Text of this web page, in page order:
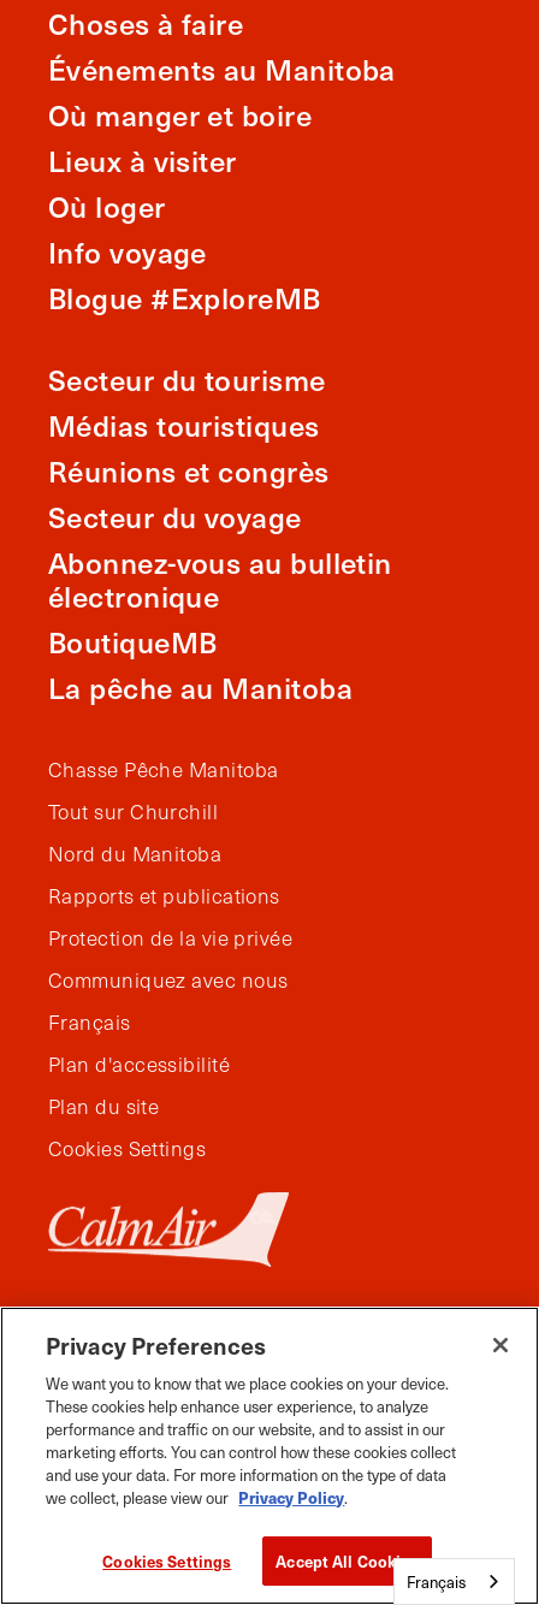
Choses à faire
Événements au Manitoba
Où manger et boire
Lieux à visiter
Où loger
Info voyage
Blogue #ExploreMB
Secteur du tourisme
Médias touristiques
Réunions et congrès
Secteur du voyage
Abonnez-vous au bulletin
électronique
BoutiqueMB
La pêche au Manitoba
Chasse Pêche Manitoba
Tout sur Churchill
Nord du Manitoba
Rapports et publications
Protection de la vie privée
Communiquez avec nous
Français
Plan d'accessibilité
Plan du site
Cookies Settings
FacebookInstagramTwitter YouTubePinterestTiktok Whats App
Voyage Manitoba, tous droits réservés, 2026.
Français
Privacy Preferences
We want you to know that we place cookies on your device.
These cookies help enhance user experience, to analyze
performance and traffic on our website, and to assist in our
marketing efforts. You can control how these cookies collect
and use your data. For more information on the type of data
we collect, please view our Privacy Policy.
Cookies Settings Accept All Cookies